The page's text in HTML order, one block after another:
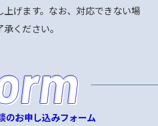
げます。なお、対応できない場
ください。
のお申し込みフォーム